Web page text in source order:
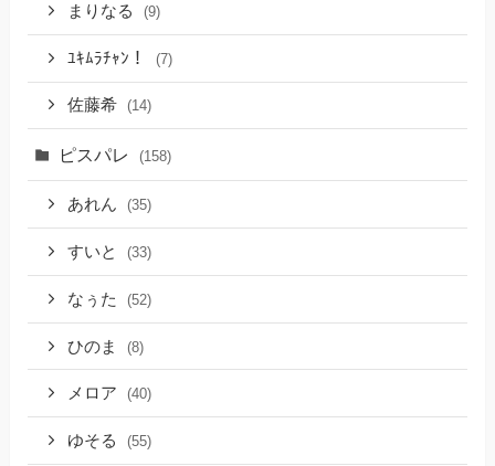
まりなる (9)
ﾕｷﾑﾗﾁｬﾝ！ (7)
佐藤希 (14)
ピスパレ (158)
あれん (35)
すいと (33)
なぅた (52)
ひのま (8)
メロア (40)
ゆそる (55)